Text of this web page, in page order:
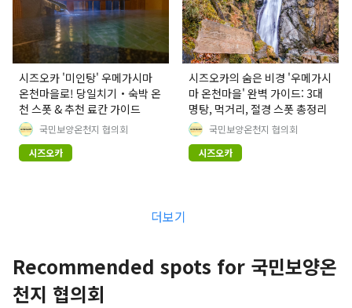
시즈오카 '미인탕' 우메가시마
온천마을로! 당일치기・숙박 온
천 스폿 & 추천 료칸 가이드
국민보양온천지 협의회
시즈오카
시즈오카의 숨은 비경 '우메가시
마 온천마을' 완벽 가이드: 3대
명탕, 먹거리, 절경 스폿 총정리
국민보양온천지 협의회
시즈오카
더보기
Recommended spots for 국민보양온
천지 협의회